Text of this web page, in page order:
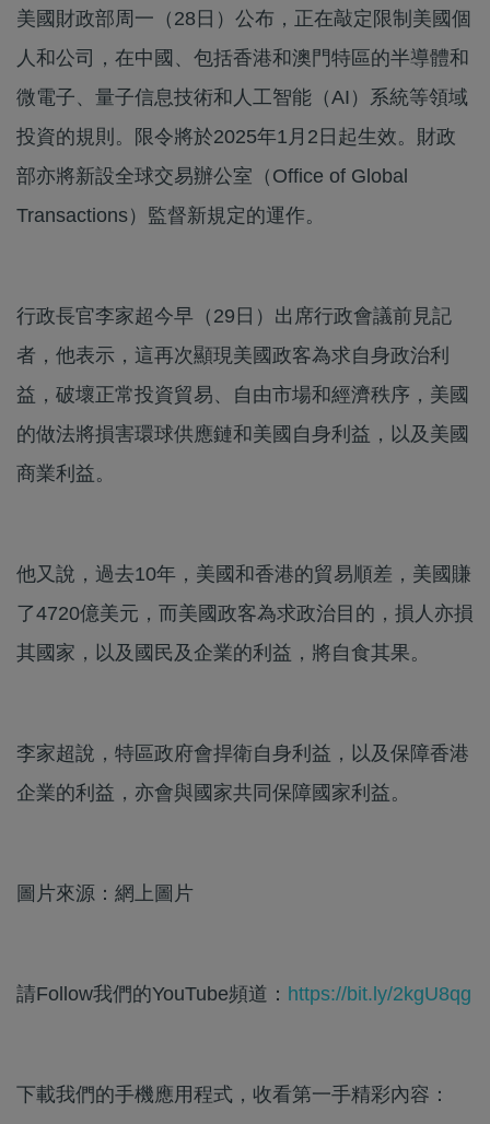
美國財政部周一（28日）公布，正在敲定限制美國個
人和公司，在中國、包括香港和澳門特區的半導體和
微電子、量子信息技術和人工智能（AI）系統等領域
投資的規則。限令將於2025年1月2日起生效。財政
部亦將新設全球交易辦公室（Office of Global
Transactions）監督新規定的運作。
行政長官李家超今早（29日）出席行政會議前見記
者，他表示，這再次顯現美國政客為求自身政治利
益，破壞正常投資貿易、自由市場和經濟秩序，美國
的做法將損害環球供應鏈和美國自身利益，以及美國
商業利益。
他又說，過去10年，美國和香港的貿易順差，美國賺
了4720億美元，而美國政客為求政治目的，損人亦損
其國家，以及國民及企業的利益，將自食其果。
李家超說，特區政府會捍衛自身利益，以及保障香港
企業的利益，亦會與國家共同保障國家利益。
圖片來源：網上圖片
請Follow我們的YouTube頻道： https://bit.ly/2kgU8qg
下載我們的手機應用程式，收看第一手精彩內容：